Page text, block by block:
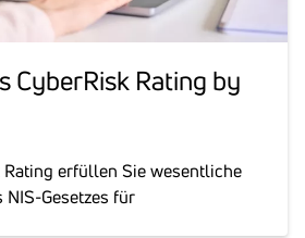
Cyber­Risk Rating by
Rating erfüllen Sie wesentliche
Gesetzes für